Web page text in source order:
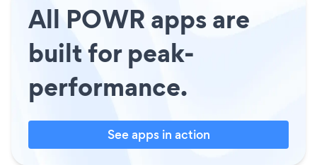
All POWR apps are
built for peak-
performance.
See apps in action